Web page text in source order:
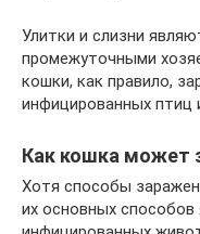
Улитки и слизни
промежуточными
кошки, как правило,
инфицированных птиц
Как кошка может
Хотя способы
их основных способов